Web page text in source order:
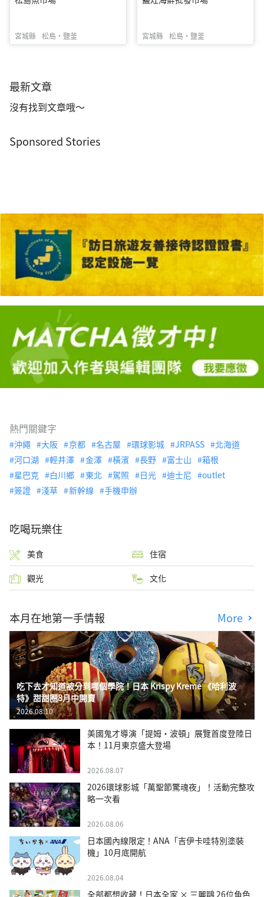
宮城縣 松島・鹽釜 宮城縣 松島・鹽釜
最新文章
沒有找到文章哦～
Sponsored Stories
熱門關鍵字
沖繩 大阪 京都 名古屋 環球影城 JRPASS
北海道
河口湖
輕井澤 金澤 橫濱 長野 富士山
箱根
星巴克
白川鄉 東北 駕照 日光 迪士尼
outlet
簽證
淺草 新幹線 手機申辦
吃喝玩樂住
美食 住宿
觀光 文化
本月在地第一手情報 More
吃下去才知道被分到哪個學院！日本 Krispy Kreme 《哈利波
特》甜甜圈8月中開賣
2026.08.10
美國鬼才導演「提姆・波頓」展覽首度登陸日
本！11月東京盛大登場
2026.08.07
2026環球影城「萬聖節驚魂夜」！活動完整攻
略一次看
2026.08.06
日本國內線限定！ANA「吉伊卡哇特別塗裝
機」10月底開航
2026.08.04
全部都想收藏！日本全家 × 三麗鷗 26位角色